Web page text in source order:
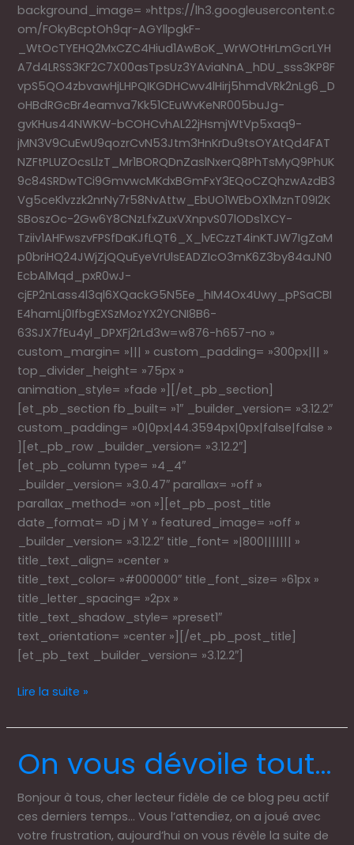
background_image= »https://lh3.googleusercontent.c
om/FOkyBcptOh9qr-AGYllpgkF-
_WtOcTYEHQ2MxCZC4Hiud1AwBoK_WrWOtHrLmGcrLYH
A7d4LRSS3KF2C7X00asTpsUz3YAviaNnA_hDU_sss3KP8F
vpS5QO4zbvawHjLHPQIKGDHCwv4lHirj5hmdVRk2nLg6_D
oHBdRGcBr4eamva7Kk51CEuWvKeNR005buJg-
gvKHus44NWKW-bCOHCvhAL22jHsmjWtVp5xaq9-
jMN3V9CuEwU9qozrCvN53Jtm3HnKrDu9tsOYAtQd4FAT
NZFtPLUZOcsLlzT_Mr1BORQDnZaslNxerQ8PhTsMyQ9PhUK
9c84SRDwTCi9GmvwcMKdxBGmFxY3EQoCZQhzwAzdB3
Vg5ceKlvzzk2nrNy7r58NvAttw_EbUO1WEbOX1MznT09I2K
SBoszOc-2Gw6Y8CNzLfxZuxVXnpvS07lODs1XCY-
Tziiv1AHFwszvFPSfDaKJfLQT6_X_lvECzzT4inKTJW7IgZaM
p0briHQ24JWjZjQQuEyeVrUlsEADZIcO3mK6Z3by84aJN0
EcbAlMqd_pxR0wJ-
cjEP2nLass4l3ql6XQackG5N5Ee_hIM4Ox4Uwy_pPSaCBI
E4hamLj0IfbgEXSzMozYX2YCNI8B6-
63SJX7fEu4yl_DPXFj2rLd3w=w876-h657-no »
custom_margin= »||| » custom_padding= »300px||| »
top_divider_height= »75px »
animation_style= »fade »][/et_pb_section]
[et_pb_section fb_built= »1″ _builder_version= »3.12.2″
custom_padding= »0|0px|44.3594px|0px|false|false »
][et_pb_row _builder_version= »3.12.2″]
[et_pb_column type= »4_4″
_builder_version= »3.0.47″ parallax= »off »
parallax_method= »on »][et_pb_post_title
date_format= »D j M Y » featured_image= »off »
_builder_version= »3.12.2″ title_font= »|800||||||| »
title_text_align= »center »
title_text_color= »#000000″ title_font_size= »61px »
title_letter_spacing= »2px »
title_text_shadow_style= »preset1″
text_orientation= »center »][/et_pb_post_title]
[et_pb_text _builder_version= »3.12.2″]
Lire la suite »
On vous dévoile tout…
Bonjour à tous, cher lecteur fidèle de ce blog peu actif
ces derniers temps… Vous l’attendiez, on a joué avec
votre frustration, aujourd’hui on vous révèle la suite de
On
vous
dévoile
tout…